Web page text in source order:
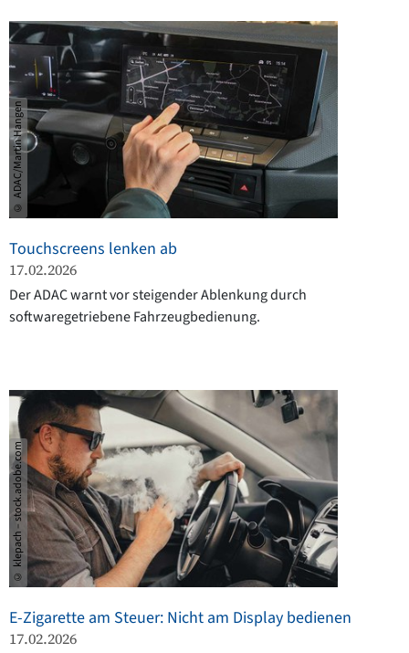
© ADAC/Martin Hangen
Touchscreens lenken ab
17.02.2026
Der ADAC warnt vor steigender Ablenkung durch
softwaregetriebene Fahrzeugbedienung.
© klepach – stock.adobe.com
E-Zigarette am Steuer: Nicht am Display bedienen
17.02.2026